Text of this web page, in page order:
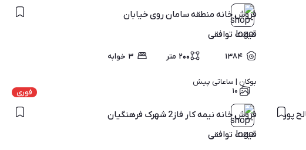
فروش خانه منطقه سامان روی خیابان
قیمت توافقی
۱۳۸۴ ۲۰۰ متر ۳ خوابه
بوکان | ساعاتی پیش
پور
فوری ۱۰
فروش خانه نیمه کار فاز2 شهرک فرهنگیان
قیمت توافقی